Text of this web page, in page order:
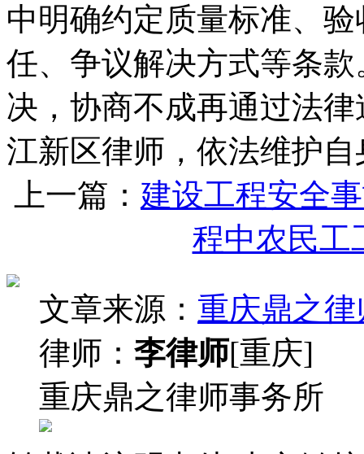
中明确约定质量标准、
任、争议解决方式等条
决，协商不成再通过法
江新区律师，依法维护
上一篇： 建设工程安全
程中农民工
文章来源： 重庆鼎之
律师： 李律师[重庆]
重庆鼎之律师事务所